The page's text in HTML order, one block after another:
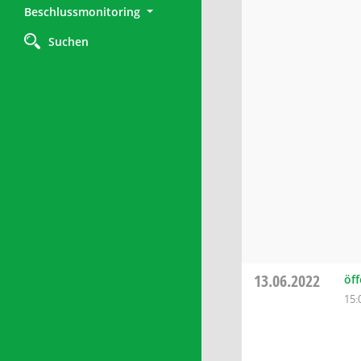
Beschlussmonitoring
Suchen
13.06.2022